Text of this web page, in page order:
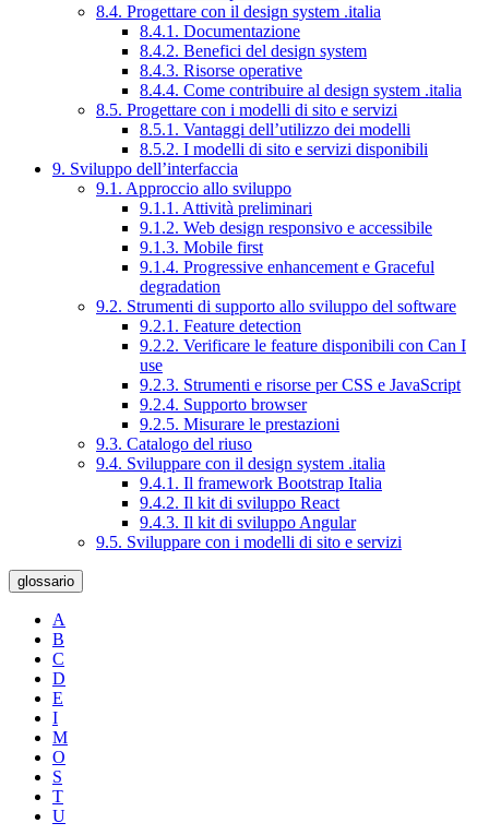
8.4. Progettare con il design system .italia
8.4.1. Documentazione
8.4.2. Benefici del design system
8.4.3. Risorse operative
8.4.4. Come contribuire al design system .italia
8.5. Progettare con i modelli di sito e servizi
8.5.1. Vantaggi dell’utilizzo dei modelli
8.5.2. I modelli di sito e servizi disponibili
9. Sviluppo dell’interfaccia
9.1. Approccio allo sviluppo
9.1.1. Attività preliminari
9.1.2. Web design responsivo e accessibile
9.1.3. Mobile first
9.1.4. Progressive enhancement e Graceful
degradation
9.2. Strumenti di supporto allo sviluppo del software
9.2.1. Feature detection
9.2.2. Verificare le feature disponibili con Can I
use
9.2.3. Strumenti e risorse per CSS e JavaScript
9.2.4. Supporto browser
9.2.5. Misurare le prestazioni
9.3. Catalogo del riuso
9.4. Sviluppare con il design system .italia
9.4.1. Il framework Bootstrap Italia
9.4.2. Il kit di sviluppo React
9.4.3. Il kit di sviluppo Angular
9.5. Sviluppare con i modelli di sito e servizi
glossario
A
B
C
D
E
I
M
O
S
T
U